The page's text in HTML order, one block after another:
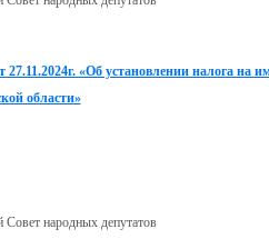
«Об установлении налога на
области»
народных депутатов